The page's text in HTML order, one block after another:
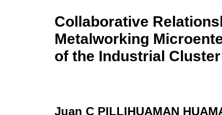
Collaborative
Metalworking
of the Industrial
Juan C PILLIHUAMAN